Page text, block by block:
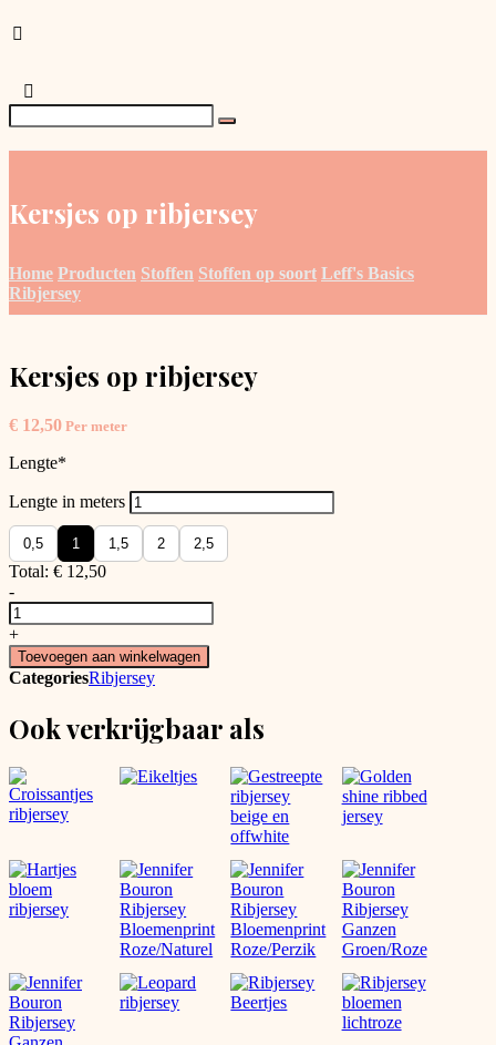
Kersjes op ribjersey
Home Producten Stoffen Stoffen op soort Leff's Basics
Ribjersey
Kersjes op ribjersey
€ 12,50 Per meter
Lengte*
Lengte in meters
0,5 1 1,5 2 2,5
Total: € 12,50
-
Kersjes
op
ribjersey
aantal
+
Toevoegen aan winkelwagen
CategoriesRibjersey
Ook verkrijgbaar als